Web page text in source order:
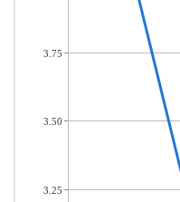
3.75
3.50
3.25